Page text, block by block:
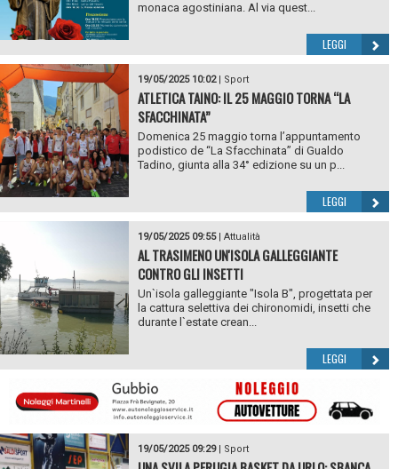
monaca agostiniana. Al via quest...
LEGGI
19/05/2025 10:02| Sport
ATLETICA TAINO: IL 25 MAGGIO TORNA “LA
SFACCHINATA”
Domenica 25 maggio torna l’appuntamento
podistico de “La Sfacchinata” di Gualdo
Tadino, giunta alla 34° edizione su un p...
LEGGI
19/05/2025 09:55| Attualità
AL TRASIMENO UN'ISOLA GALLEGGIANTE
CONTRO GLI INSETTI
Un`isola galleggiante "Isola B", progettata per
la cattura selettiva dei chironomidi, insetti che
durante l`estate crean...
LEGGI
19/05/2025 09:29| Sport